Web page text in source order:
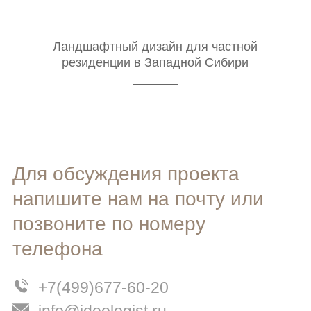
Ландшафтный дизайн для частной
резиденции в Западной Сибири
Для обсуждения проекта
напишите нам на почту или
позвоните по номеру
телефона
+7(499)677-60-20